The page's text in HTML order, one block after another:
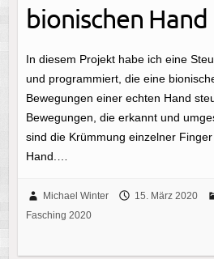
bionischen Hand
In diesem Projekt habe ich eine
und programmiert, die eine
Bewegungen einer echten Hand
Bewegungen, die erkannt und
sind die Krümmung einzelner
Hand.…
Michael Winter 15. März 2020
Fasching 2020